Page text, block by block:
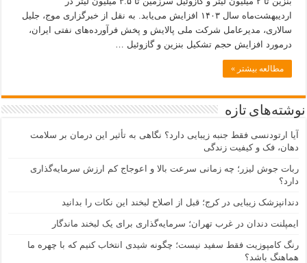
اردیبهشت‌ماه سال ۱۴۰۳ افزایش می‌یابد. به نقل از خبرگزاری موج، جلیل
سالاری، مدیرعامل شرکت ملی پالایش و پخش فرآورده‌های نفتی ایران،
درمورد افزایش حجم تشکیل بنزین و گازوئیل …
مطالعه بیشتر »
نوشته‌های تازه
آیا ارتودنسی فقط جنبه زیبایی دارد؟ نگاهی به تأثیر این درمان بر سلامت
دهان، فک و کیفیت زندگی
ربات جوش لیزر؛ چه زمانی سرعت بالا و اعوجاج کم ارزش سرمایه‌گذاری
دارد؟
دندانپزشک زیبایی در کرج؛ قبل از اصلاح لبخند این نکات را بدانید
ایمپلنت دندان در غرب تهران؛ سرمایه‌گذاری برای یک لبخند ماندگار
رنگ کامپوزیت فقط سفید نیست؛ چگونه شیدی انتخاب کنیم که با چهره ما
هماهنگ باشد؟